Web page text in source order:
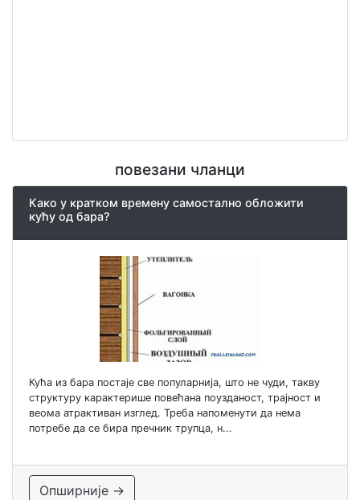
повезани чланци
Како у кратком времену самостално обложити
кућу од бара?
Кућа из бара постаје све популарнија, што не чуди, такву
структуру карактерише повећана поузданост, трајност и
веома атрактиван изглед. Треба напоменути да нема
потребе да се бира пречник трупца, н...
Опширније →